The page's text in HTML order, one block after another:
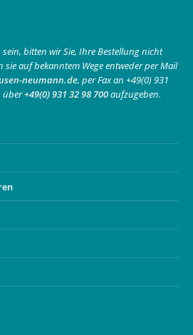
sein, bitten wir Sie, Ihre Bestellung nicht
auf bekanntem Wege entweder per Mail
neumann.de, per Fax an +49(0) 931
über+49(0) 931 32 98 700aufzugeben.